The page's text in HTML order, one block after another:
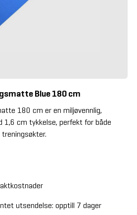
Blue 180 cm
180 cm er en miljøvennlig,
cm tykkelse, perfekt for både
utsendelse: opptill 7 dager